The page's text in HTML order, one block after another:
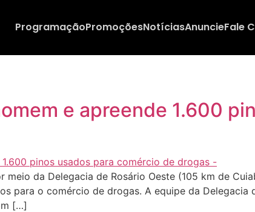
ProgramaçãoPromoçõesNotíciasAnuncieFale
e apreende 1.600
meio da Delegacia de Rosário Oeste (105 km de
para o comércio de drogas. A equipe da Delegacia
[…]